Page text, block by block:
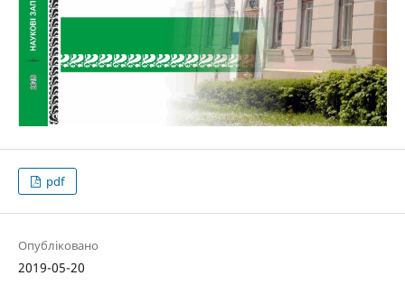
pdf
Опубліковано
2019-05-20